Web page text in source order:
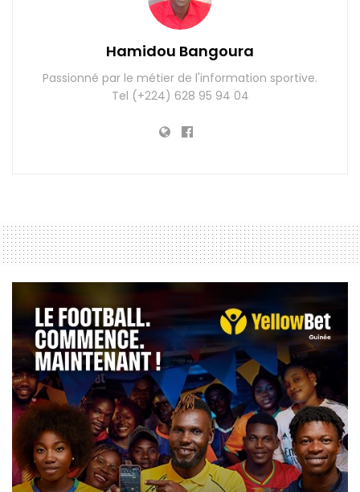
Hamidou Bangoura
Passionné par le métier de l'information sportive.
Tel (+224) 628 95 94 04